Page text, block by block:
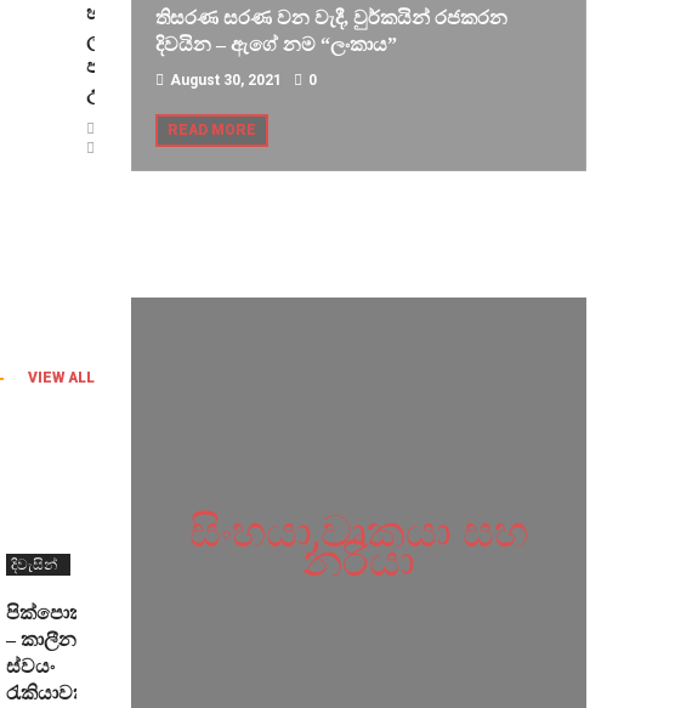
හරි
ලස්සන
පාඩමක්
උගන්නනවා
April 1, 2023
VIEW ALL
දිවැසින්
අපදෙස
පික්පොකට්
– කාලීන
ස්වයං
රැකියාවක්
තිසරණ සරණ වන වැදී, වුර්කයින් රජකරන
දිවයින – ඇගේ නම “ලංකාය”
August 30, 2021 0
READ MORE
සිංහයා,වෘකයා සහ
නරියා